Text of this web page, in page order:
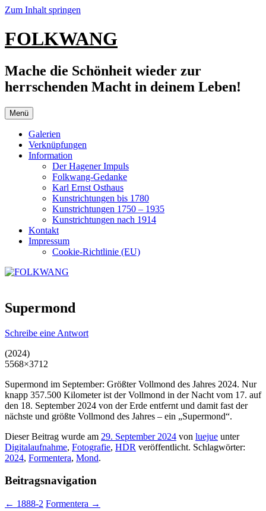
Zum Inhalt springen
FOLKWANG
Mache die Schönheit wieder zur
herrschenden Macht in deinem Leben!
Menü
Galerien
Verknüpfungen
Information
Der Hagener Impuls
Folkwang-Gedanke
Karl Ernst Osthaus
Kunstrichtungen bis 1780
Kunstrichtungen 1750 – 1935
Kunstrichtungen nach 1914
Kontakt
Impressum
Cookie-Richtlinie (EU)
Supermond
Schreibe eine Antwort
(2024)
5568×3712
Supermond im September: Größter Vollmond des Jahres 2024. Nur
knapp 357.500 Kilometer ist der Vollmond in der Nacht vom 17. auf
den 18. September 2024 von der Erde entfernt und damit fast der
nächste und größte Vollmond des Jahres – ein „Supermond“.
Dieser Beitrag wurde am 29. September 2024 von luejue unter
Digitalaufnahme, Fotografie, HDR veröffentlicht. Schlagwörter:
2024, Formentera, Mond.
Beitragsnavigation
← 1888-2 Formentera →